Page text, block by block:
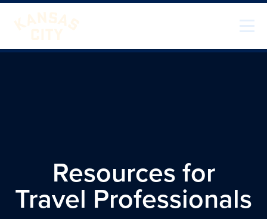
Visita KC
Ir al contenido
Resources for
Travel Professionals